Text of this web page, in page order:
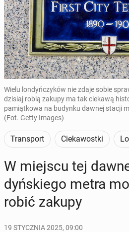
Wielu londyńczyków nie zdaje sobie
dzisiaj robią zakupy ma tak ciekawą
pamiątkowa na budynku dawnej stacji
(Fot. Getty Images)
Transport Ciekawostki
W miejscu tej
dyń­skie­go metra
robić zakupy
19 STYCZNIA 2025, 09:00